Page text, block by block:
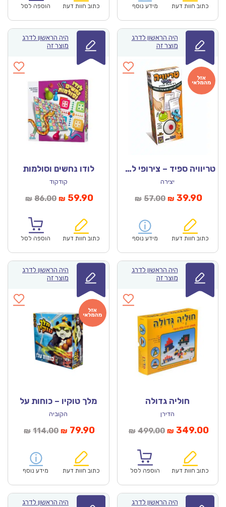
₪57.00.
כתוב חוות דעת מידע נוסף
₪57.00.
כתוב חוות דעת הוספה לסל
היה הראשון לדרג
מוצר זה
טריוויה ספיד – צירופי לשון, דקדוק
יצירה
₪ 57.00המחיר
₪57.00.
₪ 39.90
כתוב חוות דעת מידע נוסף
היה הראשון לדרג
מוצר זה
לודו נחשים וסולמות
קודקוד
₪ 86.00המחיר
₪86.00.
₪ 59.90המחיר
כתוב חוות דעת הוספה לסל
היה הראשון לדרג
מוצר זה
חוליה גדולה
הדירן
₪ 499.00המחיר
₪499.00.
₪ 349.00
כתוב חוות דעת הוספה לסל
היה הראשון לדרג
מוצר זה
מלך טוקיו – כוחות על
הקוביה
₪ 114.00המחיר
היה:
₪114.00.
₪ 79.90המחיר
₪79.90.
כתוב חוות דעת מידע נוסף
היה הראשון לדרג
היה הראשון לדרג